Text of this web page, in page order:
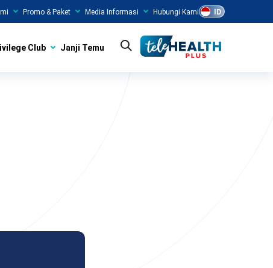
Promo & Paket Media Informasi Hubungi Kami ID
Club Janji Temu